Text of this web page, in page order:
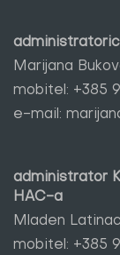
Marijana
mobitel: +385
e-mail:
administrator
HAC-a
Mladen Latinac
mobitel: +385